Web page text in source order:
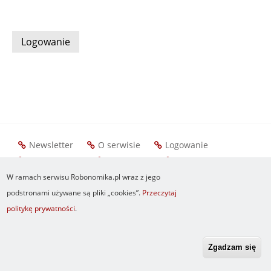
Footer
Newsletter O serwisie
Logowanie
W ramach serwisu Robonomika.pl wraz z jego
podstronami używane są pliki „cookies”. Przeczytaj
politykę prywatności.
Zgadzam się